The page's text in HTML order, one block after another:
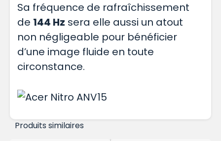
Sa fréquence de rafraîchissement
de 144 Hz sera elle aussi un atout
non négligeable pour bénéficier
d’une image fluide en toute
circonstance.
Produits similaires